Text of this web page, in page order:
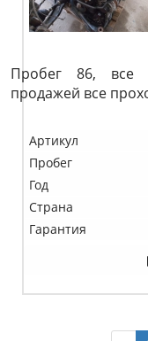
Пробег 86, все
продажей все
Артикул
Пробег
Год
Страна
Гарантия